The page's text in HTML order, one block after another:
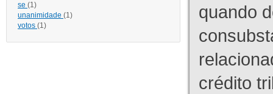
se (1)
unanimidade (1)
votos (1)
quando
crédito